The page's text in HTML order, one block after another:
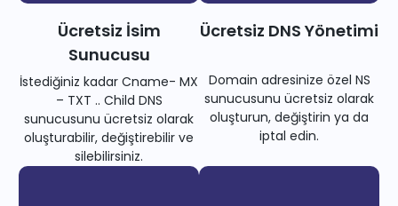
Ücretsiz İsim
Sunucusu
İstediğiniz kadar Cname- MX
– TXT .. Child DNS
sunucusunu ücretsiz olarak
oluşturabilir, değiştirebilir ve
silebilirsiniz.
Ücretsiz DNS Yönetimi
Domain adresinize özel NS
sunucusunu ücretsiz olarak
oluşturun, değiştirin ya da
iptal edin.